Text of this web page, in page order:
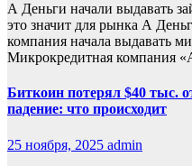
А Деньги начали выдавать
это значит для рынка А
компания начала выдавать
Микрокредитная компания
Биткоин потерял $40 тыс.
падение: что происходит
25 ноября, 2025 admin